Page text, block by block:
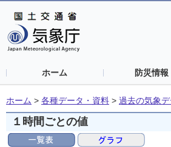
ホーム 防災情報
ホーム > 各種データ・資料 > 過去の気象
１時間ごとの値